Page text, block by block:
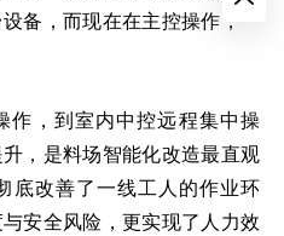
备，而现在在主控操作，一
作，到室内中控远程集中操
，是料场智能化改造最直观
底改善了一线工人的作业环
安全风险，更实现了人力效